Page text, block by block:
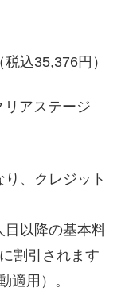
込35,376円）
アステージ
、クレジット
目以降の基本料
割引されます
適用）。